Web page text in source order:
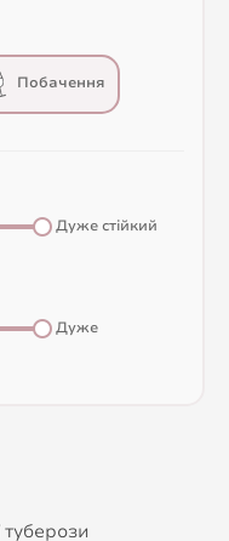
Побачення
Дуже стійкий
Дуже